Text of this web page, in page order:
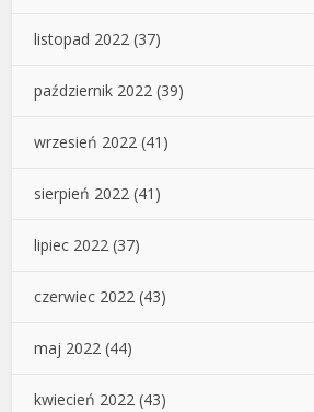
listopad 2022 (37)
październik 2022 (39)
wrzesień 2022 (41)
sierpień 2022 (41)
lipiec 2022 (37)
czerwiec 2022 (43)
maj 2022 (44)
kwiecień 2022 (43)